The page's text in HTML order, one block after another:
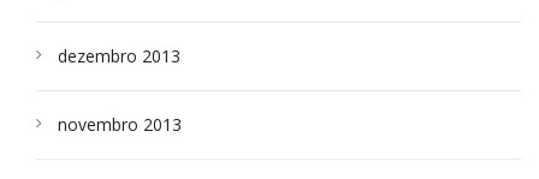
dezembro 2013
novembro 2013